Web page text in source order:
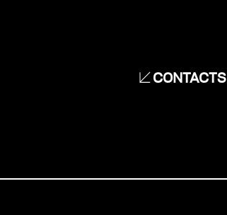
CONTACTS